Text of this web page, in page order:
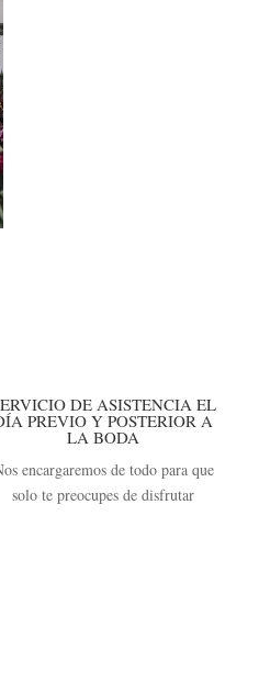
DE ASISTENCIA EL
PREVIO Y POSTERIOR A
LA BODA
encargaremos de todo para que
solo te preocupes de disfrutar